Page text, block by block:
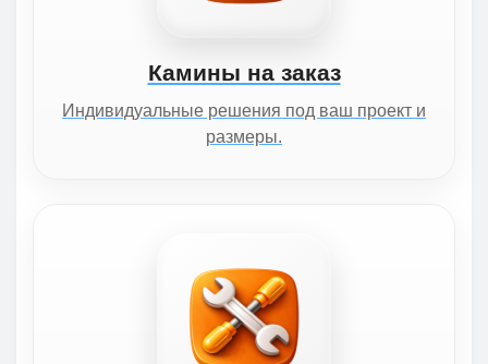
Камины на заказ
Индивидуальные решения под ваш проект и
размеры.